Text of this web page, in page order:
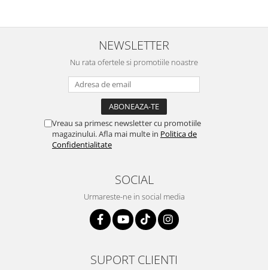
Igiena animale de companie
Mobila si transport animale de
Zgarzi, lese si hamuri
PC, Periferice & Software
Componente PC
Desktop PC & Monitoare
Retelistica & Supraveghere
Servere, Componente & UPS
NEWSLETTER
Nu rata ofertele si promotiile noastre
Vreau sa primesc newsletter cu promotiile
magazinului. Afla mai multe in Politica de
Confidentialitate
SOCIAL
Urmareste-ne in social media
SUPORT CLIENTI